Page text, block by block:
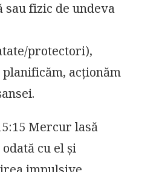
fizic de undeva
protectori),
acționăm
Mercur lasă
cu el și